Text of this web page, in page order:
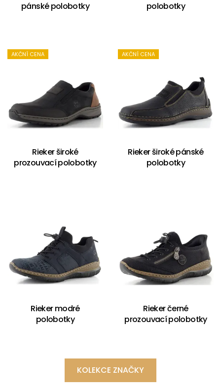
pánské polobotky
polobotky
AKČNÍ CENA
Rieker široké
prozouvací polobotky
AKČNÍ CENA
Rieker široké pánské
polobotky
Rieker modré
polobotky
Rieker černé
prozouvací polobotky
KOLEKCE ZNAČKY